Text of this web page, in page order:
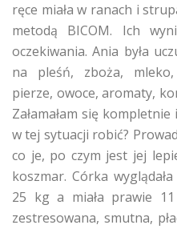
ręce miała w ranach i
metodą BICOM. Ich
oczekiwania. Ania była
na pleśń, zboża,
pierze, owoce, aromaty,
Załamałam się
w tej sytuacji robić?
co je, po czym jest jej
koszmar. Córka
25 kg a miała prawie
zestresowana, smutna,